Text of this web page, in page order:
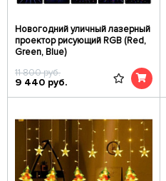
Новогодний уличный лазерный
проектор рисующий RGB (Red,
Green, Blue)
11 800руб.
9 440 руб.